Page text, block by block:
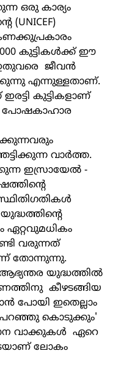
ഒരു കാര്യം
(UNICEF)
കുട്ടികള്‍ക്ക് ഈ
ജീവന്‍
എന്നുള്ളതാണ്.
കുട്ടികളാണ്
പോഷകാഹാര
വാര്‍ത്ത.
ഇസ്രായേല്‍ -
ഏറ്റവുമധികം
വരുന്നത്
തോന്നുന്നു.
യുദ്ധത്തില്‍
കീഴടങ്ങിയ
പോയി ഇതെല്ലാം
കൊടുക്കും'
വാക്കുകള്‍  ഏറെ
ലോകം